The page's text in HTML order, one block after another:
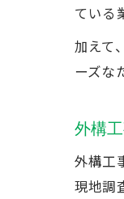
ている
加えて
ーズな
外構
外構工
現地調